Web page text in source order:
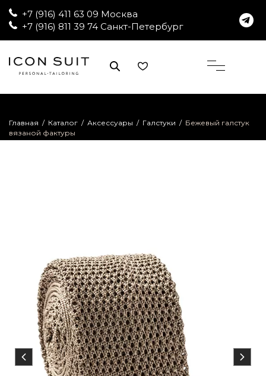
+7 (916) 411 63 09 Москва
+7 (916) 811 39 74 Санкт-Петербург
Главная / Каталог / Аксессуары / Галстуки / Бежевый галстук
вязаной фактуры